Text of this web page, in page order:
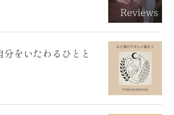
をいたわるひとと